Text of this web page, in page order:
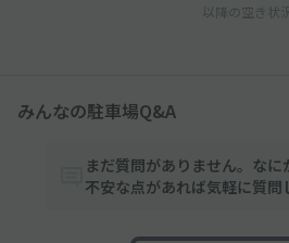
以降の空き状
みんなの駐車場Q&A
まだ質問がありません。な
不安な点があれば気軽に質問